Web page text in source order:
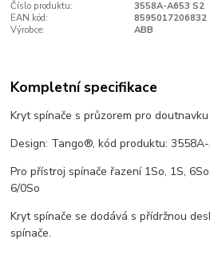
Číslo produktu:
3558A-A653 S2
EAN kód:
8595017206832
Výrobce:
ABB
Kompletní specifikace
Kryt spínače s průzorem pro doutnavku
Design: Tango®, kód produktu:
Pro přístroj spínače řazení 1So, 1S,
6/0So
Kryt spínače se dodává s přídržnou
spínače.